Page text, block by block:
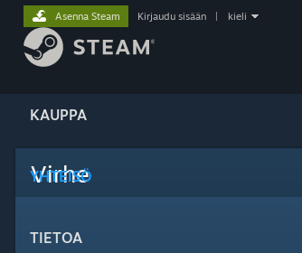
KAUPPA
YHTEISÖ
TIETOA
Asenna Steam Kirjaudu sisään kieli
Virhe